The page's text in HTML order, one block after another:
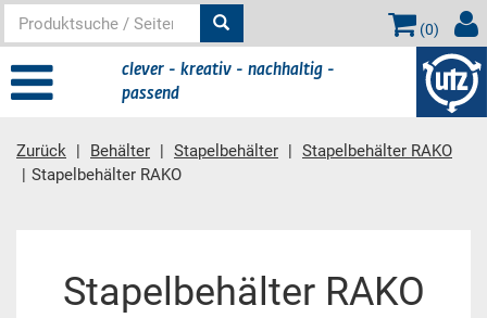
(0)
clever - kreativ - nachhaltig -
passend
Zurück Behälter Stapelbehälter
Stapelbehälter RAKO
Stapelbehälter RAKO
Stapelbehälter RAKO